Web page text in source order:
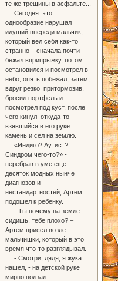
те же трещины в асфальте...
Сегодня это
однообразие нарушал
идущий впереди мальчик,
который вел себя как-то
странно – сначала почти
бежал вприпрыжку, потом
остановился и посмотрел в
небо, опять побежал, затем,
вдруг резко притормозив,
бросил портфель и
посмотрел под куст, после
чего кинул откуда-то
взявшийся в его руке
камень и сел на землю.
«Индиго? Аутист?
Синдром чего-то?» -
перебрав в уме еще
десяток модных нынче
диагнозов и
нестандартностей, Артем
подошел к ребенку.
- Ты почему на земле
сидишь, тебе плохо? –
Артем присел возле
мальчишки, который в это
время что-то разглядывал.
- Смотри, дядя, я жука
нашел, - на детской руке
мирно ползал